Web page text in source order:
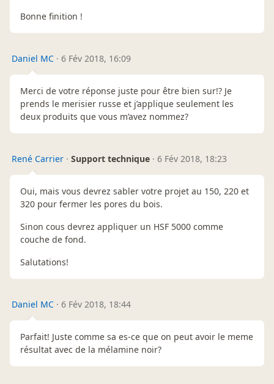
Bonne finition !
Daniel MC · 6 Fév 2018, 16:09
Merci de votre réponse juste pour être bien sur!? Je
prends le merisier russe et j’applique seulement les
deux produits que vous m’avez nommez?
René Carrier · Support technique · 6 Fév 2018, 18:23
Oui, mais vous devrez sabler votre projet au 150, 220 et
320 pour fermer les pores du bois.
Sinon cous devrez appliquer un HSF 5000 comme
couche de fond.
Salutations!
Daniel MC · 6 Fév 2018, 18:44
Parfait! Juste comme sa es-ce que on peut avoir le meme
résultat avec de la mélamine noir?